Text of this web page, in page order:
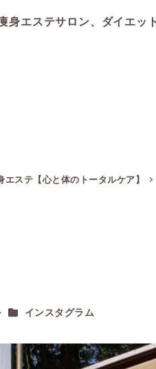
身エステサロン、ダイエッ
ステ【心と体のトータルケア】
カテゴリー
インスタグラム